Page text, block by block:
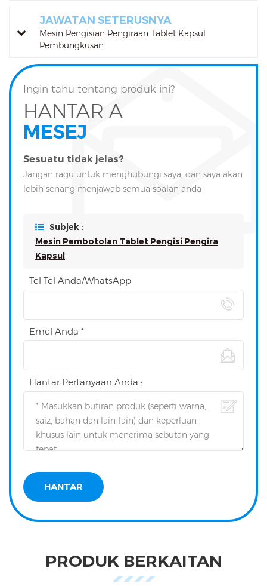
JAWATAN SETERUSNYA
Mesin Pengisian Pengiraan Tablet Kapsul
Pembungkusan
Ingin tahu tentang produk ini?
HANTAR A
MESEJ
Sesuatu tidak jelas?
Jangan ragu untuk menghubungi saya, dan saya akan
lebih senang menjawab semua soalan anda
Subjek :
Mesin Pembotolan Tablet Pengisi Pengira
Kapsul
Tel Tel Anda/WhatsApp
Emel Anda *
Hantar Pertanyaan Anda :
PRODUK BERKAITAN